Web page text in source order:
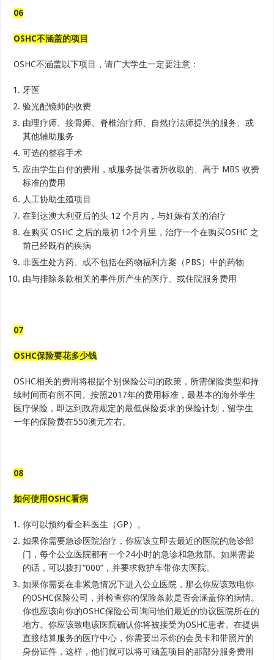
06
OSHC不涵盖的项目
OSHC不涵盖以下项目，请广大学生一定要注意：
牙医
验光配镜师的收费
由理疗师、接骨师、脊椎治疗师、自然疗法师提供的服务、或
其他辅助服务
可选的整容手术
应由学生自付的费用，或服务提供者所收取的、高于 MBS 收费
标准的费用
人工协助生殖项目
在到达澳大利亚后的头 12 个月内，与妊娠有关的治疗
在购买 OSHC 之后的最初 12个月里，治疗一个在购买OSHC 之
前已经既有的疾病
非医生处方药、或不包括在药物福利方案（PBS）中的药物
由与排除条款相关的事件所产生的医疗、或住院服务费用
07
OSHC保险要花多少钱
OSHC相关的费用将根据个别保险公司的政策，所需保险类型和持
续时间而有所不同。按照2017年的费用标准，最基本的海外学生
医疗保险，即达到政府规定的最低保险要求的保险计划，留学生
一年的保险费在550澳元左右。
08
如何使用OSHC看病
你可以预约看全科医生（GP）。
如果你需要急诊医院治疗，你应该立即去最近的医院的急诊部
门，每个公立医院都有一个24小时的急诊和急救部。如果需要
的话，可以拨打“000”，并要求救护车带你去医院。
如果你需要在非紧急情况下进入公立医院，那么你应该致电你
的OSHC保险公司，并检查你的保险条款是否会涵盖你的病情。
你也应该向你的OSHC保险公司询问他们最近的协议医院所在的
地方。你应该致电该医院确认你将被接受为OSHC患者。在提供
直接结算服务的医疗中心，你需要出示你的会员卡和带照片的
身份证件，这样，他们就可以将可涵盖项目的那部分服务费用